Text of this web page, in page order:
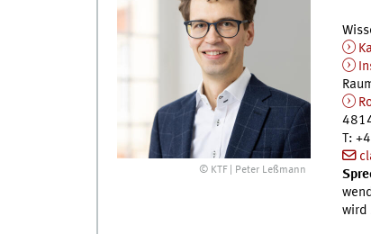
© KTF | Peter Leßmann
T:
wird